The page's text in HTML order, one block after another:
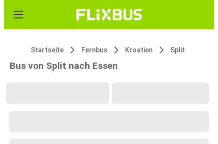
Startseite Fernbus Kroatien Split
Bus von Split nach Essen